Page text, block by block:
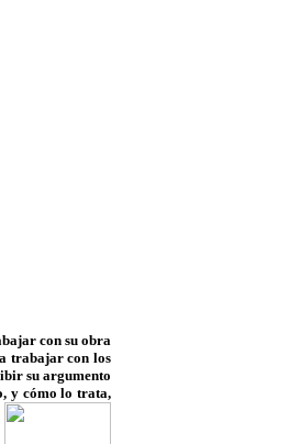
con su obra
trabajar con los
su argumento
y cómo lo trata,